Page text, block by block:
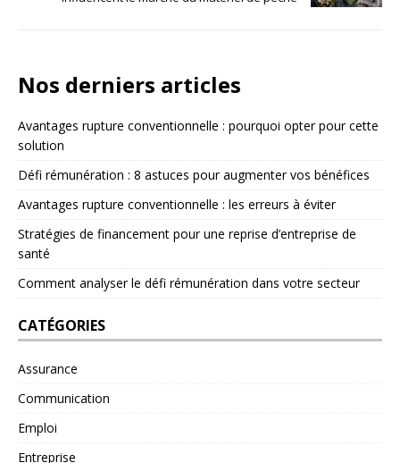
Nos derniers articles
Avantages rupture conventionnelle : pourquoi opter pour cette
solution
Défi rémunération : 8 astuces pour augmenter vos bénéfices
Avantages rupture conventionnelle : les erreurs à éviter
Stratégies de financement pour une reprise d’entreprise de
santé
Comment analyser le défi rémunération dans votre secteur
CATÉGORIES
Assurance
Communication
Emploi
Entreprise